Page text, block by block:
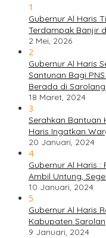
1
Gubernur Al Haris
Terdampak Banjir
2 Mei, 2026
2
Gubernur Al Haris
Santunan Bagi
Berada di
18 Maret, 2024
3
Serahkan Bantuan
Haris Ingatkan
20 Januari, 2024
4
Gubernur Al Haris
Ambil Untung,
10 Januari, 2024
5
Gubernur Al Haris
Kabupaten
9 Januari, 2024